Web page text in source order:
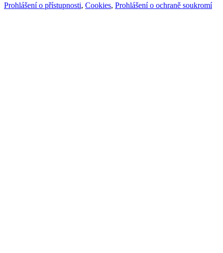
Prohlášení o přístupnosti, Cookies, Prohlášení o ochraně soukromí